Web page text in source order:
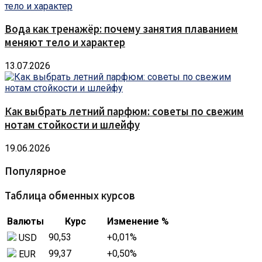
Вода как тренажёр: почему занятия плаванием
меняют тело и характер
13.07.2026
Как выбрать летний парфюм: советы по свежим
нотам стойкости и шлейфу
19.06.2026
Популярное
Таблица обменных курсов
Валюты Курс
Изменение %
USD
90,53 +0,01%
EUR
99,37 +0,50%